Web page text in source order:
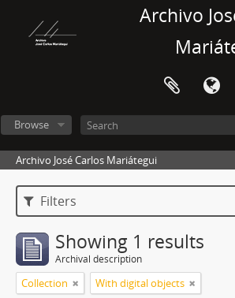
Archivo
Browse
Archivo José Carlos Mariátegui
Filters
Showing 1 results
Archival description
Collection With digital objects